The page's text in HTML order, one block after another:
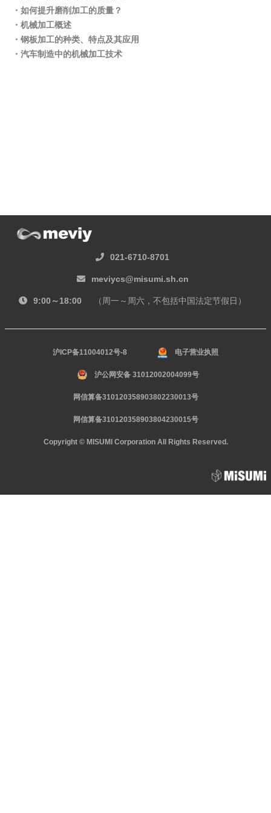
・如何提升磨削加工的质量？
・机械加工概述
・钢板加工的种类、特点及其应用
・汽车制造中的机械加工技术
021-6710-8701
meviycs@misumi.sh.cn
9:00～18:00 （周一～周六，不包括中国法定节假日）
沪ICP备11004012号-8 电子营业执照
沪公网安备 31012002004099号
网信算备310120358903802230013号
网信算备310120358903804230015号
Copyright © MISUMI Corporation All Rights Reserved.